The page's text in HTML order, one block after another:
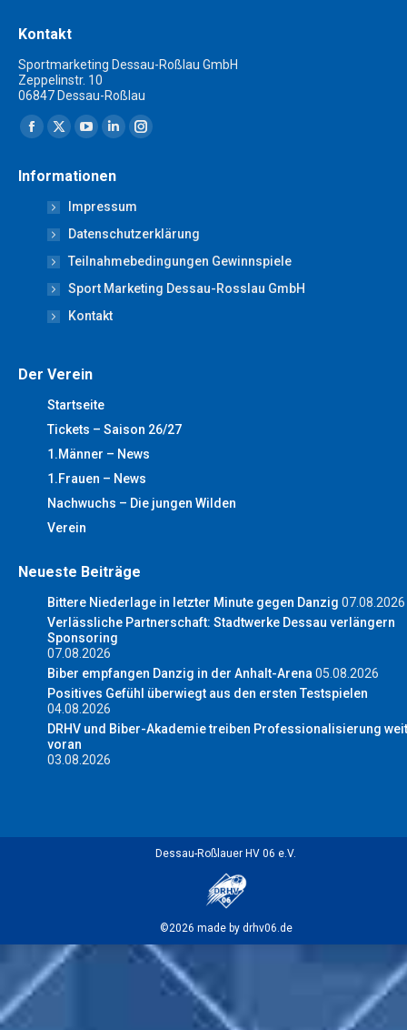
Kontakt
Sportmarketing Dessau-Roßlau GmbH
Zeppelinstr. 10
06847 Dessau-Roßlau
Finden Sie uns auf:
Facebook
opens
new
window
X
opens
in
new
window
YouTube
opens
in
new
window
Linkedin
opens
in
new
window
Instagram
new
window
Informationen
Impressum
Datenschutzerklärung
Teilnahmebedingungen Gewinnspiele
Sport Marketing Dessau-Rosslau GmbH
Kontakt
Der Verein
Startseite
Tickets – Saison 26/27
1.Männer – News
1.Frauen – News
Nachwuchs – Die jungen Wilden
Verein
Neueste Beiträge
Bittere Niederlage in letzter Minute gegen Danzig 07.08.2026
Verlässliche Partnerschaft: Stadtwerke Dessau verlängern
Sponsoring
07.08.2026
Biber empfangen Danzig in der Anhalt-Arena05.08.2026
Positives Gefühl überwiegt aus den ersten Testspielen
04.08.2026
DRHV und Biber-Akademie treiben Professionalisierung
voran
03.08.2026
Dessau-Roßlauer HV 06 e.V.
©2026 made by drhv06.de